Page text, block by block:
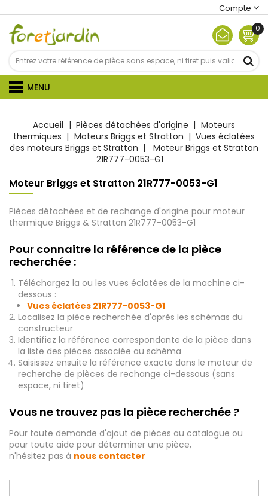
Compte
0
MENU
Accueil Pièces détachées d'origine
Moteurs
thermiques
Moteurs Briggs et Stratton
Vues éclatées
des moteurs Briggs et Stratton
Moteur Briggs et Stratton
21R777-0053-G1
Moteur Briggs et Stratton 21R777-0053-G1
Pièces détachées et de rechange d'origine pour moteur
thermique Briggs & Stratton 21R777-0053-G1
Pour connaitre la référence de la pièce
recherchée :
Téléchargez la ou les vues éclatées de la machine ci-
dessous :
Vues éclatées 21R777-0053-G1
Localisez la pièce recherchée d'après les schémas du
constructeur
Identifiez la référence correspondante de la pièce dans
la liste des pièces associée au schéma
Saisissez ensuite la référence exacte dans le moteur de
recherche de pièces de rechange ci-dessous (sans
espace, ni tiret)
Vous ne trouvez pas la pièce recherchée ?
Pour toute demande d'ajout de pièces au catalogue ou
pour toute aide pour déterminer une pièce,
n'hésitez pas à nous contacter